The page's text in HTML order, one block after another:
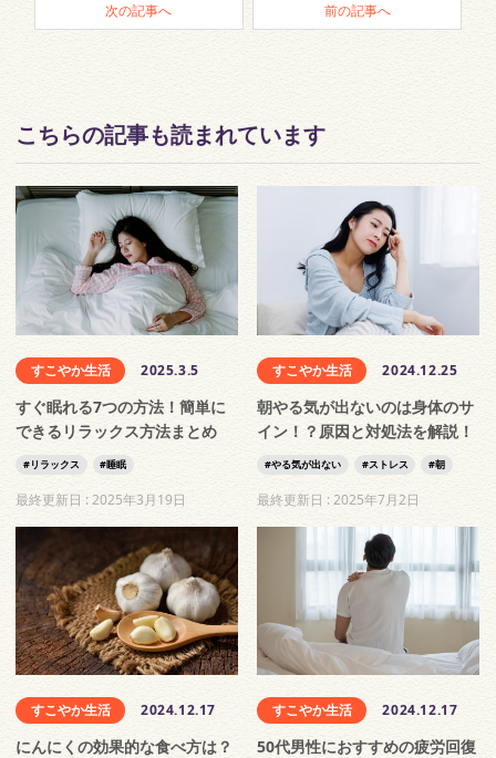
次の記事へ 前の記事へ
こちらの記事も読まれています
すこやか生活 2025.3.5
すぐ眠れる7つの方法！簡単に
できるリラックス方法まとめ
リラックス 睡眠
最終更新日 :2025年3月19日
すこやか生活 2024.12.25
朝やる気が出ないのは身体のサ
イン！？原因と対処法を解説！
やる気が出ない ストレス 朝
最終更新日 :2025年7月2日
すこやか生活 2024.12.17
にんにくの効果的な食べ方は？
すこやか生活 2024.12.17
50代男性におすすめの疲労回復